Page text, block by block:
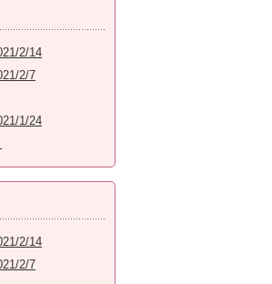
2/14
2/7
1/24
2/14
2/7